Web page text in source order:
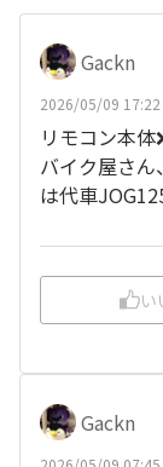
Gackn
2026/05/09 17:22
リモコン本体
バイク屋さ
は代車
い
Gackn